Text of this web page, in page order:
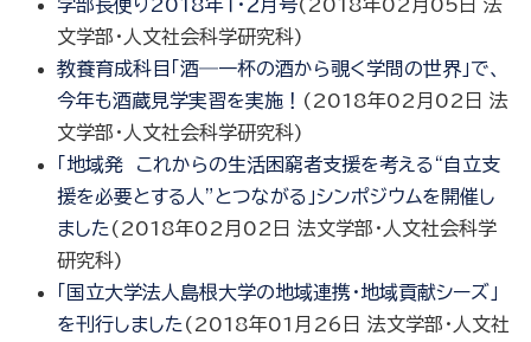
学部長便り2018年１・２月号( 2018年02月05日 法
文学部・人文社会科学研究科)
教養育成科目「酒―一杯の酒から覗く学問の世界」で、
今年も酒蔵見学実習を実施！ ( 2018年02月02日 法
文学部・人文社会科学研究科)
「地域発 これからの生活困窮者支援を考える“自立支
援を必要とする人”とつながる」シンポジウムを開催し
ました ( 2018年02月02日 法文学部・人文社会科学
研究科)
「国立大学法人島根大学の地域連携・地域貢献シーズ」
を刊行しました ( 2018年01月26日 法文学部・人文社